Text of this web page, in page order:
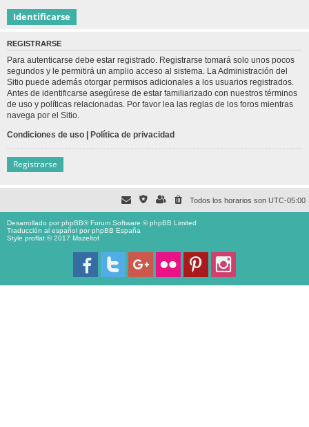
REGISTRARSE
Para autenticarse debe estar registrado. Registrarse tomará solo unos pocos
segundos y le permitirá un amplio acceso al sistema. La Administración del
Sitio puede además otorgar permisos adicionales a los usuarios registrados.
Antes de identificarse asegúrese de estar familiarizado con nuestros términos
de uso y políticas relacionadas. Por favor lea las reglas de los foros mientras
navega por el Sitio.
Condiciones de uso | Política de privacidad
Registrarse
Todos los horarios son UTC-05:00
Desarrollado porphpBB® Forum Software © phpBB Limited
Traducción al español porphpBB España
Style proflat © 2017 Mazeltof